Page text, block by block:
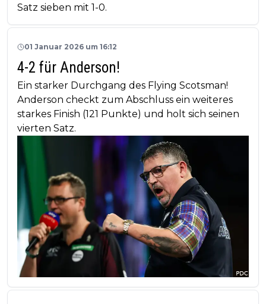
Satz sieben mit 1-0.
01 Januar 2026 um 16:12
4-2 für Anderson!
Ein starker Durchgang des Flying Scotsman!
Anderson checkt zum Abschluss ein weiteres
starkes Finish (121 Punkte) und holt sich seinen
vierten Satz.